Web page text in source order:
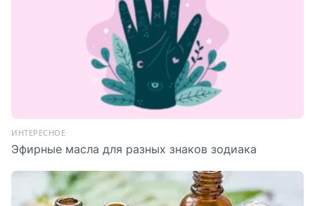
ИНТЕРЕСНОЕ
Эфирные масла для разных знаков зодиака